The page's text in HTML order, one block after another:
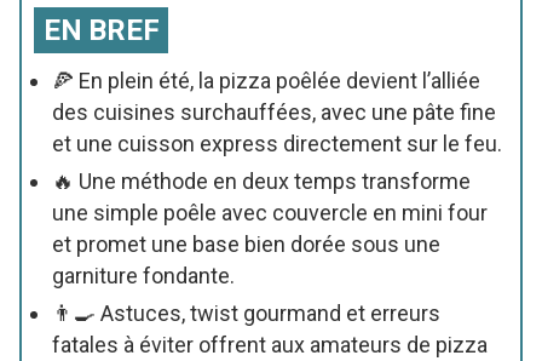
EN BREF
🍕 En plein été, la pizza poêlée devient l’alliée
des cuisines surchauffées, avec une pâte fine
et une cuisson express directement sur le feu.
🔥 Une méthode en deux temps transforme
une simple poêle avec couvercle en mini four
et promet une base bien dorée sous une
garniture fondante.
👨🍳 Astuces, twist gourmand et erreurs
fatales à éviter offrent aux amateurs de pizza